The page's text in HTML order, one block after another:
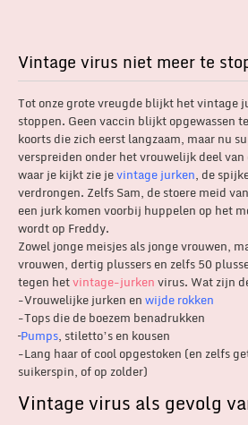
Vintage virus niet meer te
Tot onze grote vreugde blijkt het vintage
stoppen. Geen vaccin blijkt opgewassen
koorts die zich eerst langzaam, maar nu
verspreiden onder het vrouwelijk deel
waar je kijkt zie jevintage jurken, de
verdrongen. Zelfs Sam, de stoere meid
een jurk komen voorbij huppelen op het
wordt op Freddy.
Zowel jonge meisjes als jonge vrouwen,
vrouwen, dertig plussers en zelfs 50
tegen hetvintage-jurkenvirus. Wat zijn
-Vrouwelijke jurken enwijde rokken
-Tops die de boezem benadrukken
–Pumps, stiletto’s en kousen
-Lang haar of cool opgestoken (en zelfs
suikerspin, of op zolder)
Vintage virus als gevolg